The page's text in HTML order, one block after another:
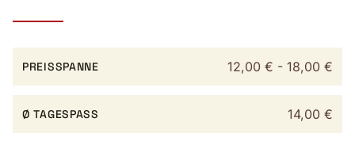
PREISSPANNE 12,00 € - 18,00 €
Ø TAGESPASS 14,00 €